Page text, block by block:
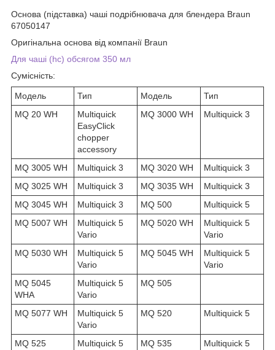
Основа (підставка) чаші подрібнювача для блендера Braun
67050147
Оригінальна основа від компанії Braun
Для чаші (hc) обсягом 350 мл
Сумісність:
Модель Тип Модель
Тип
MQ 20 WH
Multiquick
EasyClick
chopper
accessory
MQ 3000 WH Multiquick 3
MQ 3005 WH Multiquick 3 MQ 3020 WH
Multiquick 3
MQ 3025 WH
Multiquick 3 MQ 3035 WH
Multiquick 3
MQ 3045 WH
Multiquick 3 MQ 500
Multiquick 5
MQ 5007 WH
Multiquick 5
Vario
MQ 5020 WH
Multiquick 5
Vario
MQ 5030 WH
Multiquick 5
Vario
MQ 5045 WH
Multiquick 5
Vario
MQ 5045
WHA
Multiquick 5
Vario
MQ 505
MQ 5077 WH
Multiquick 5
Vario
MQ 520 Multiquick 5
MQ 525 Multiquick 5 MQ 535
Multiquick 5